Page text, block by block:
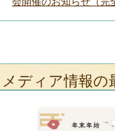
メディア情報の